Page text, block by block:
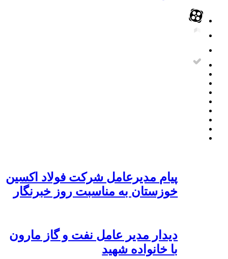
پیام مدیرعامل شرکت فولاد اکسین
خوزستان به مناسبت روز خبرنگار
دیدار مدیر عامل نفت و گاز مارون
با خانواده شهید